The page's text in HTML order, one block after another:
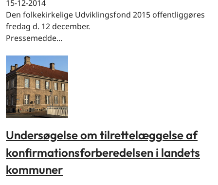
15-12-2014
Den folkekirkelige Udviklingsfond 2015 offentliggøres
fredag d. 12 december.
Pressemedde...
Undersøgelse om tilrettelæggelse af
konfirmationsforberedelsen i landets
kommuner